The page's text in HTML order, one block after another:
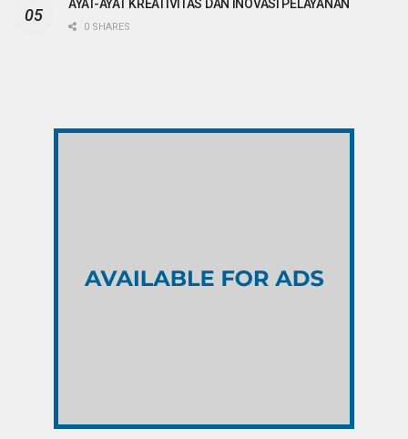
AYAT-AYAT KREATIVITAS DAN INOVASI PELAYANAN
0 SHARES